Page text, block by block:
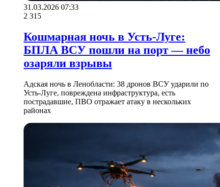
31.03.2026 07:33
2 315
Кошмарная ночь в Усть-Луге:
БПЛА ВСУ пошли на порт — небо
озаряли взрывы
Адская ночь в Ленобласти: 38 дронов ВСУ ударили по
Усть-Луге, повреждена инфраструктура, есть
пострадавшие, ПВО отражает атаку в нескольких
районах